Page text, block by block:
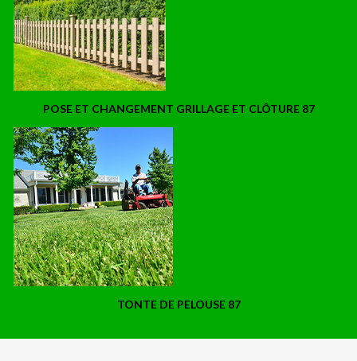
POSE ET CHANGEMENT GRILLAGE ET CLÔTURE 87
TONTE DE PELOUSE 87